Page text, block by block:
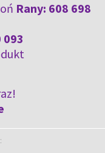
Rany: 608 698
093